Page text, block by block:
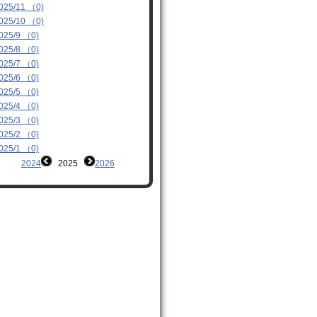
11 （0)
10 （0)
9 （0)
8 （0)
7 （0)
6 （0)
5 （0)
4 （0)
3 （0)
2 （0)
1 （0)
2024
2025 2026